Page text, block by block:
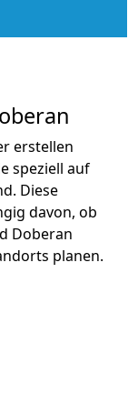
erstellen
speziell auf
Diese
davon, ob
Doberan
planen.